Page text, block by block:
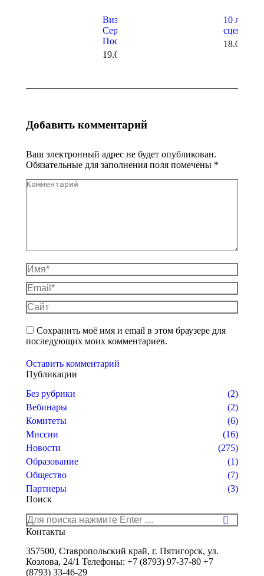
Визит в
Сергиев
Посад
19.06.2026
10 лет на
сцене!
Добавить комментарий
Ваш электронный адрес не будет опубликован.
Обязательные для заполнения поля помечены *
Комментарий
Имя *
Email *
Сайт
Сохранить моё имя и email в этом браузере для
последующих моих комментариев.
Оставить комментарий
Публикации
Без рубрики
(2)
Вебинары
(2)
Комитеты
(6)
Миссии
(16)
Новости
(275)
Образование
(1)
Общество
(7)
Партнеры
(3)
Поиск
Поиск:
Контакты
357500, Ставропольский край, г. Пятигорск, ул.
Козлова, 24/1 Телефоны: +7 (8793) 97-37-80 +7
(8793) 33-46-29